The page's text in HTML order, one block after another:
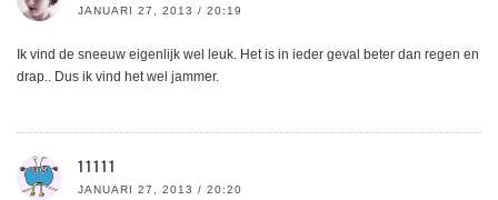
JANUARI 27, 2013 / 20:19
Ik vind de sneeuw eigenlijk wel leuk. Het is in ieder geval beter dan regen en
drap.. Dus ik vind het wel jammer.
11111
JANUARI 27, 2013 / 20:20